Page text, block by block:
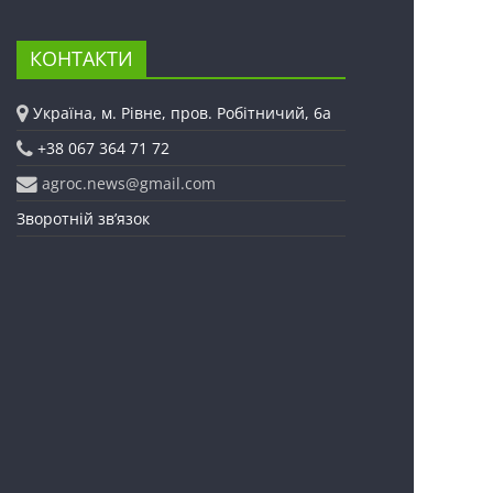
КОНТАКТИ
Україна, м. Рівне, пров. Робітничий, 6а
+38 067 364 71 72
agroc.news@gmail.com
Зворотній зв’язок